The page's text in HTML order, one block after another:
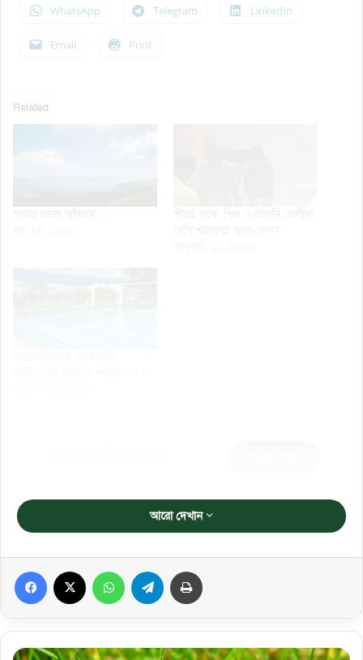
WhatsApp Telegram LinkedIn
Email Print
Related
পাহাড় ডাকে অবিরাম…
শীতে বয়স্ক, শিশু ও হাঁপানি রোগীরা
বেশি শ্বাসকষ্টে ভুগে কেন?
আরো দেখান